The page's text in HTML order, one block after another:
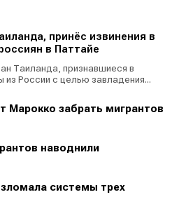
принёс извинения в
в Паттайе
Таиланда, признавшиеся в
из России с целью завладения...
Марокко забрать мигрантов
наводнили
системы трех